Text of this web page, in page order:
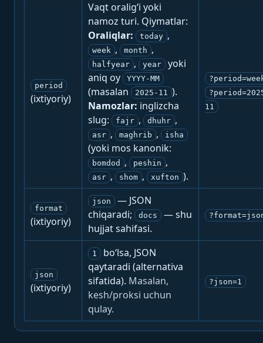
period
(ixtiyoriy)
Vaqt oralig‘i yoki
namoz turi. Qiymatlar:
Oraliqlar:
today ,
week , month ,
halfyear , year
yoki
aniq oy
YYYY-MM
(masalan 2025-11 ).
Namozlar: inglizcha
slug:
fajr , dhuhr ,
asr , maghrib , isha
(yoki mos kanonik:
bomdod , peshin ,
asr , shom , xufton ).
11
format
(ixtiyoriy)
json
— JSON
chiqaradi;
docs
— shu
hujjat sahifasi.
json
(ixtiyoriy)
1
bo‘lsa, JSON
qaytaradi (alternativa
sifatida). Masalan,
kesh/proksi uchun
qulay.
?json=1